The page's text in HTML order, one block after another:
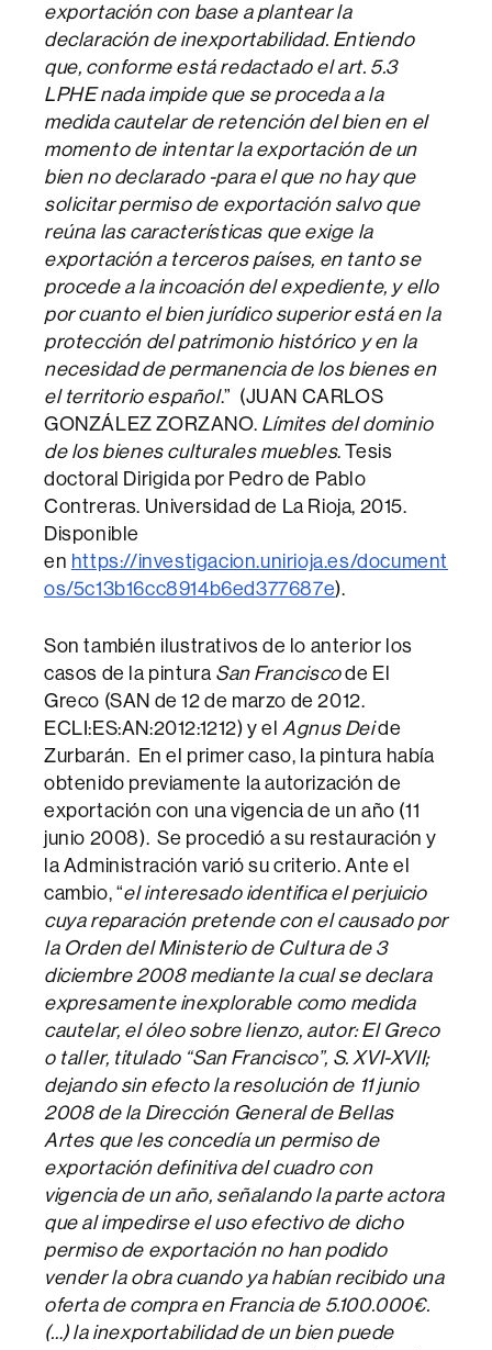
exportación con base a plantear la
declaración de inexportabilidad. Entiendo
que, conforme está redactado el art. 5.3
LPHE nada impide que se proceda a la
medida cautelar de retención del bien en el
momento de intentar la exportación de un
bien no declarado -para el que no hay que
solicitar permiso de exportación salvo que
reúna las características que exige la
exportación a terceros países, en tanto se
procede a la incoación del expediente, y ello
por cuanto el bien jurídico superior está en la
protección del patrimonio histórico y en la
necesidad de permanencia de los bienes en
el territorio español.” (JUAN CARLOS
GONZÁLEZ ZORZANO. Límites del dominio
de los bienes culturales muebles. Tesis
doctoral Dirigida por Pedro de Pablo
Contreras. Universidad de La Rioja, 2015.
Disponible
en https://investigacion.unirioja.es/document
os/5c13b16cc8914b6ed377687e).
Son también ilustrativos de lo anterior los
casos de la pintura San Franciscode El
Greco (SAN de 12 de marzo de 2012.
ECLI:ES:AN:2012:1212) y el Agnus Deide
Zurbarán. En el primer caso, la pintura había
obtenido previamente la autorización de
exportación con una vigencia de un año (11
junio 2008). Se procedió a su restauración y
la Administración varió su criterio. Ante el
cambio, “el interesado identifica el perjuicio
cuya reparación pretende con el causado por
la Orden del Ministerio de Cultura de 3
diciembre 2008 mediante la cual se declara
expresamente inexplorable como medida
cautelar, el óleo sobre lienzo, autor: El Greco
o taller, titulado “San Francisco”, S. XVI-XVII;
dejando sin efecto la resolución de 11 junio
2008 de la Dirección General de Bellas
Artes que les concedía un permiso de
exportación definitiva del cuadro con
vigencia de un año, señalando la parte actora
que al impedirse el uso efectivo de dicho
permiso de exportación no han podido
vender la obra cuando ya habían recibido una
oferta de compra en Francia de 5.100.000€.
(…) la inexportabilidad de un bien puede